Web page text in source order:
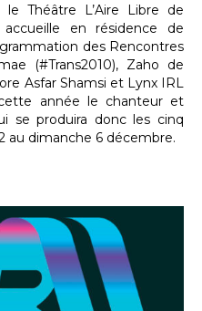
le Théâtre L’Aire Libre de
en résidence de
des Rencontres
(#Trans2010), Zaho de
Asfar Shamsi et Lynx IRL
cette année le chanteur et
se produira donc les cinq
au dimanche 6 décembre.